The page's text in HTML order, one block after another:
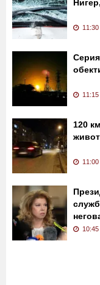
120